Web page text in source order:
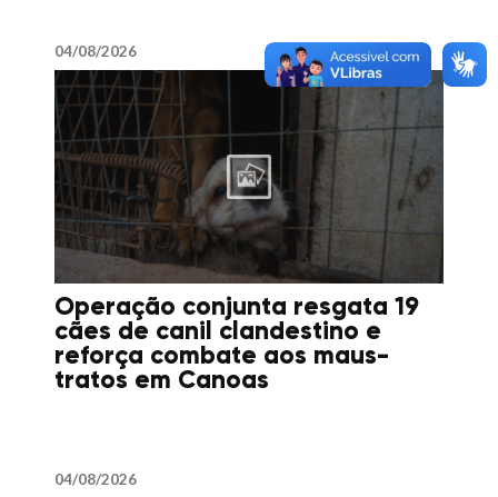
04/08/2026
Operação conjunta resgata 19
cães de canil clandestino e
reforça combate aos maus-
tratos em Canoas
04/08/2026